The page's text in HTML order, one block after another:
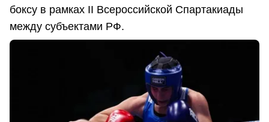
боксу в рамках II Всероссийской Спартакиады
между субъектами РФ.